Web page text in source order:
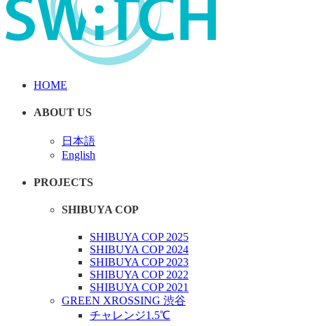
HOME
ABOUT US
日本語
English
PROJECTS
SHIBUYA COP
SHIBUYA COP 2025
SHIBUYA COP 2024
SHIBUYA COP 2023
SHIBUYA COP 2022
SHIBUYA COP 2021
GREEN XROSSING 渋谷
チャレンジ1.5℃